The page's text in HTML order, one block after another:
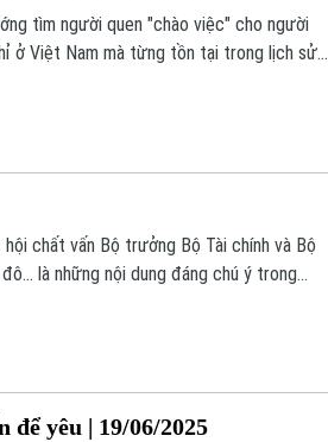
tìm người quen "chào việc" cho người
ở Việt Nam mà từng tồn tại trong lịch sử
chất vấn Bộ trưởng Bộ Tài chính và Bộ
là những nội dung đáng chú ý trong
yêu | 19/06/2025